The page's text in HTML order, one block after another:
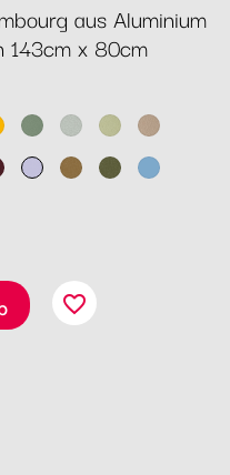
aus Aluminium
143cm x 80cm
KaktusLehmgrau
LindgrünMuskat
Marshmallo
Lebkuchen
PestoMaya
favorite_border